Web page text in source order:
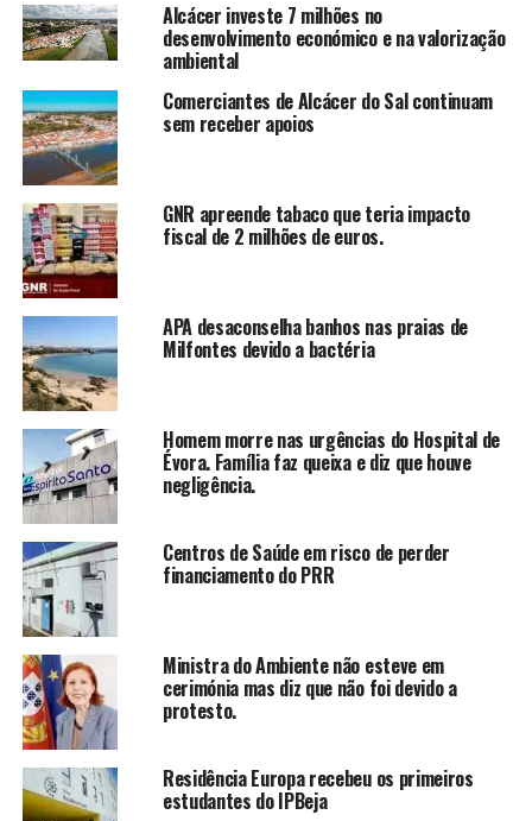
Alcácer investe 7 milhões no
desenvolvimento económico e na valorização
ambiental
Comerciantes de Alcácer do Sal continuam
sem receber apoios
GNR apreende tabaco que teria impacto
fiscal de 2 milhões de euros.
APA desaconselha banhos nas praias de
Milfontes devido a bactéria
Homem morre nas urgências do Hospital de
Évora. Família faz queixa e diz que houve
negligência.
Centros de Saúde em risco de perder
financiamento do PRR
Ministra do Ambiente não esteve em
cerimónia mas diz que não foi devido a
protesto.
Residência Europa recebeu os primeiros
estudantes do IPBeja